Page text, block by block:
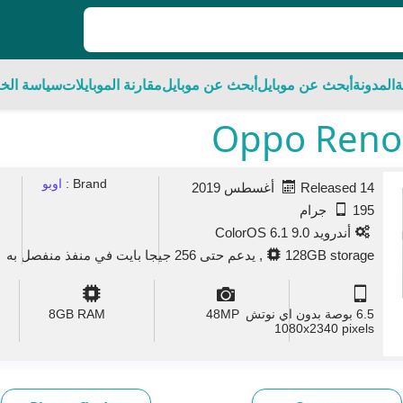
المدونةأبحث عن موبايلأبحث عن موبايلمقارنة الموبايلاتسياسة
Released 14 أغسطس 2019
195 جرام
أندرويد 9.0 ColorOS 6.1
128GB storage, يدعم حتى 256 جيجا بايت في منفذ منفصل به
Brand : اوبو
6.5 بوصة بدون اي نوتش
1080x2340 pixels
48MP
8GB RAM